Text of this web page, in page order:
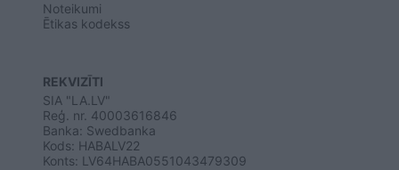
Noteikumi
Ētikas kodekss
REKVIZĪTI
SIA "LA.LV"
Reģ. nr. 40003616846
Banka: Swedbanka
Kods: HABALV22
Konts: LV64HABA0551043479309